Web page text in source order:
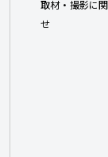
取材・撮影に
せ